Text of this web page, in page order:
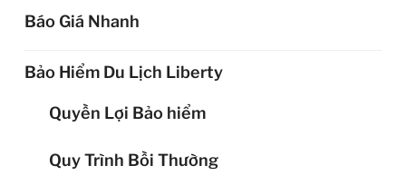
Báo Giá Nhanh
Bảo Hiểm Du Lịch Liberty
Quyền Lợi Bảo hiểm
Quy Trình Bồi Thường